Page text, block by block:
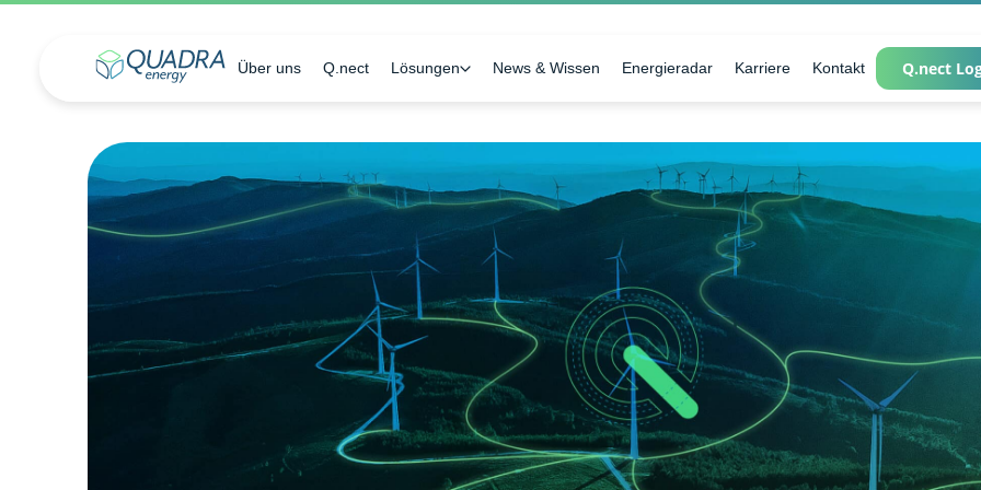
Über uns Q.nect Lösungen News & Wissen Energieradar Karriere Kontakt Q.nect